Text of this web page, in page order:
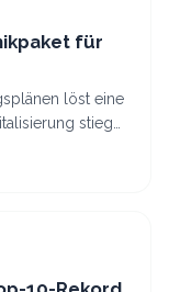
für
löst eine
stieg